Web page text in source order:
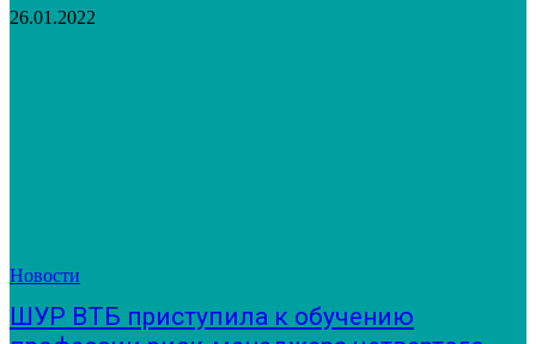
26.01.2022
Новости
ШУР ВТБ приступила к обучению